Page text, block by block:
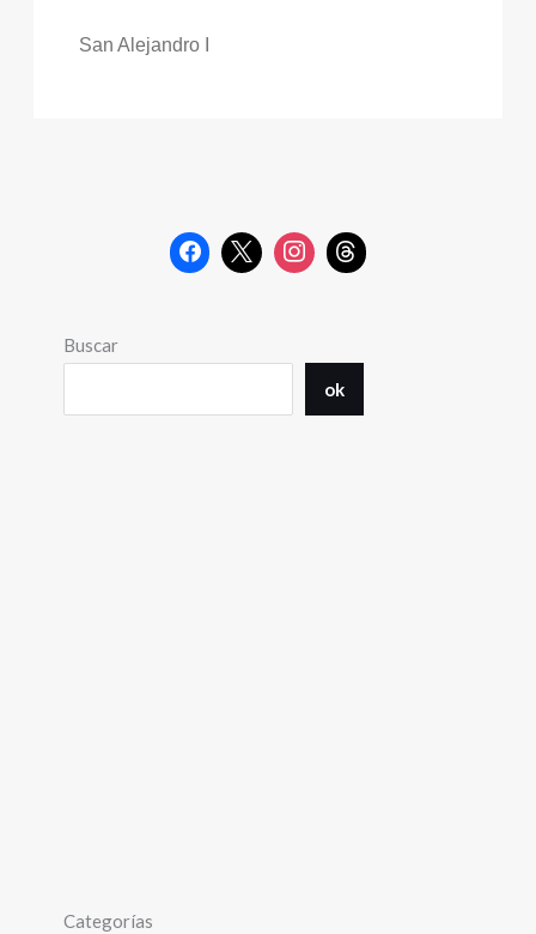
San Alejandro I
Buscar
ok
Categorías